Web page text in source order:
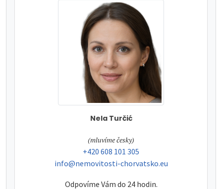
Nela Turčić
tel:
(mluvíme česky)
tel:
+420 608 101 305
e-mail:
info@nemovitosti-chorvatsko.eu
Odpovíme Vám do 24 hodin.